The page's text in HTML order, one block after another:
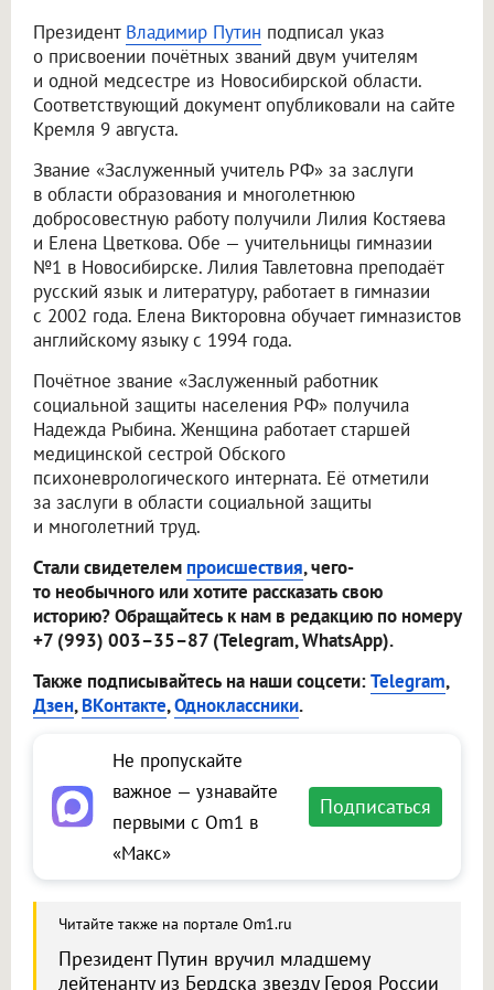
Президент Владимир Путин подписал указ
о присвоении почётных званий двум учителям
и одной медсестре из Новосибирской области.
Соответствующий документ опубликовали на сайте
Кремля 9 августа.
Звание «Заслуженный учитель РФ» за заслуги
в области образования и многолетнюю
добросовестную работу получили Лилия Костяева
и Елена Цветкова. Обе — учительницы гимназии
№1 в Новосибирске. Лилия Тавлетовна преподаёт
русский язык и литературу, работает в гимназии
с 2002 года. Елена Викторовна обучает гимназистов
английскому языку с 1994 года.
Почётное звание «Заслуженный работник
социальной защиты населения РФ» получила
Надежда Рыбина. Женщина работает старшей
медицинской сестрой Обского
психоневрологического интерната. Её отметили
за заслуги в области социальной защиты
и многолетний труд.
Стали свидетелем происшествия, чего-
то необычного или хотите рассказать свою
историю? Обращайтесь к нам в редакцию по номеру
+7 (993) 003–35–87 (Telegram, WhatsApp).
Также подписывайтесь на наши соцсети:Telegram,
Дзен,ВКонтакте,Одноклассники.
Не пропускайте
важное — узнавайте
первыми с Om1 в
«Макс»
Подписаться
Читайте также на портале Om1.ru
Президент Путин вручил младшему
лейтенанту из Бердска звезду Героя России